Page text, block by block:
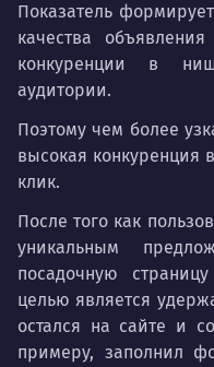
Показатель
качества
конкуренции в
аудитории.
Поэтому чем более
высокая конкуренция
клик.
После того как
уникальным
посадочную
целью является
остался на сайте и
примеру, заполнил